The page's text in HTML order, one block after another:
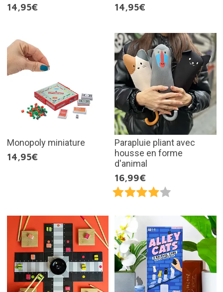
14,95€
14,95€
Monopoly miniature
14,95€
Parapluie pliant avec
housse en forme
d'animal
16,99€